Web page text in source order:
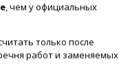
, чем у официальных
только после
работ и заменяемых